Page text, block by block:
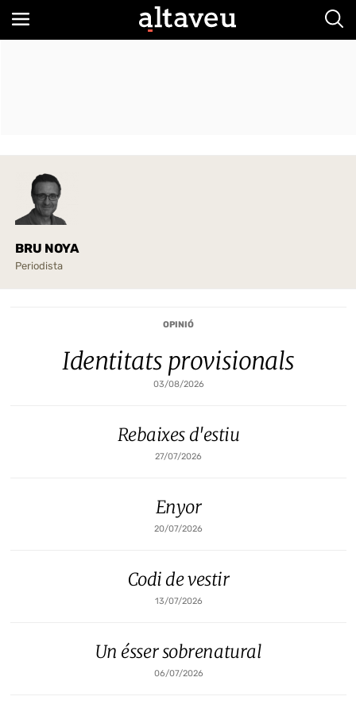
BRU NOYA
Periodista
OPINIÓ
Identitats provisionals
03/08/2026
Rebaixes d'estiu
27/07/2026
Enyor
20/07/2026
Codi de vestir
13/07/2026
Un ésser sobrenatural
06/07/2026